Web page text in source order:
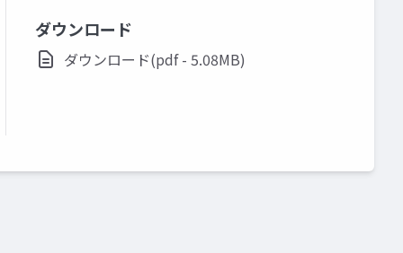
ダウンロード
ダウンロード(pdf - 5.08MB)